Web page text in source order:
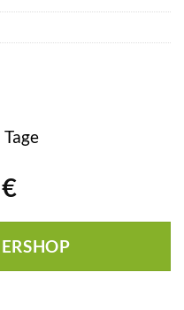
€Aktueller
ist:
129,90 €.